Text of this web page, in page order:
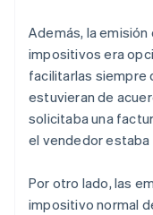
Además, la
impositivos era
facilitarlas siempre
estuvieran de
solicitaba una
el vendedor estaba
Por otro lado, las
impositivo normal